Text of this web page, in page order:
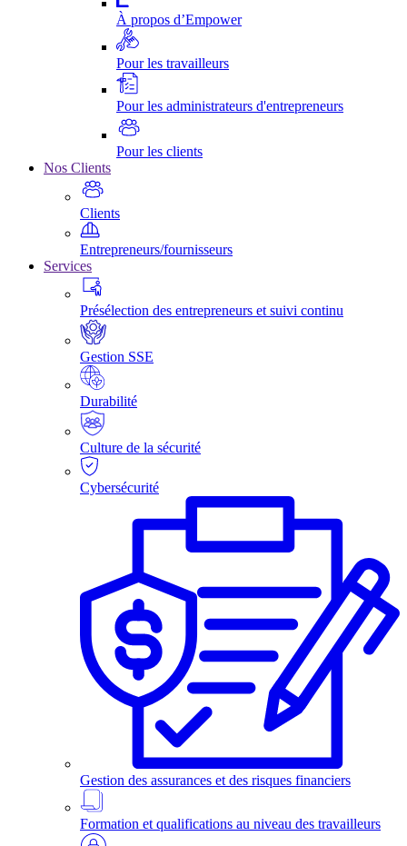
À propos d’Empower
Pour les travailleurs
Pour les administrateurs d'entrepreneurs
Pour les clients
Nos Clients
Clients
Entrepreneurs/fournisseurs
Services
Présélection des entrepreneurs et suivi continu
Gestion SSE
Durabilité
Culture de la sécurité
Cybersécurité
Gestion des assurances et des risques financiers
Formation et qualifications au niveau des travailleurs